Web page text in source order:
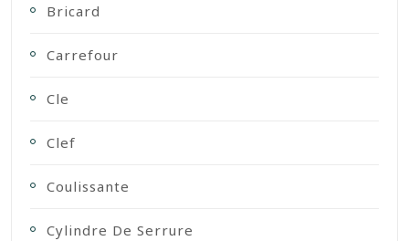
Bricard
Carrefour
Cle
Clef
Coulissante
Cylindre De Serrure